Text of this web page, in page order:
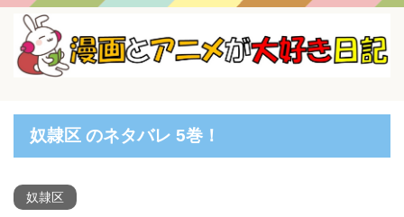
奴隷区 のネタバレ 5巻！
奴隷区